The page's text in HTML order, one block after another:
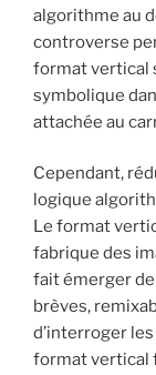
algorithme au
controverse
format vertical
symbolique
attachée au
Cependant,
logique
Le format
fabrique des
fait émerger
brèves,
d’interroger
format vertical